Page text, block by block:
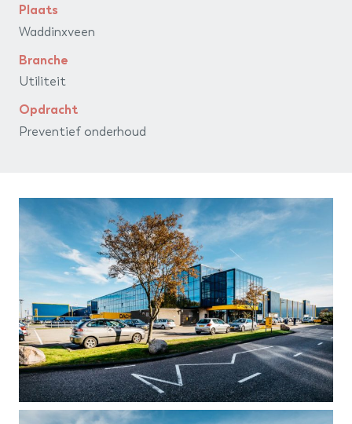
Plaats
Waddinxveen
Branche
Utiliteit
Opdracht
Preventief onderhoud